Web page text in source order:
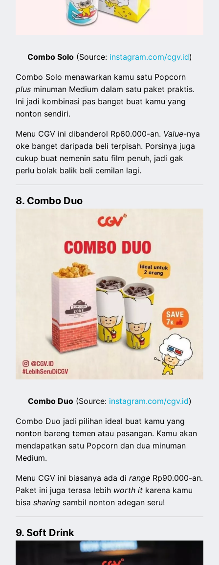
Combo Solo(Source: instagram.com/cgv.id)
Combo Solo menawarkan kamu satu Popcorn
plus minuman Medium dalam satu paket praktis.
Ini jadi kombinasi pas banget buat kamu yang
nonton sendiri.
Menu CGV ini dibanderol Rp60.000-an. Value-nya
oke banget daripada beli terpisah. Porsinya juga
cukup buat nemenin satu film penuh, jadi gak
perlu bolak balik beli cemilan lagi.
8. Combo Duo
Combo Duo(Source: instagram.com/cgv.id)
Combo Duo jadi pilihan ideal buat kamu yang
nonton bareng temen atau pasangan. Kamu akan
mendapatkan satu Popcorn dan dua minuman
Medium.
Menu CGV ini biasanya ada dirange Rp90.000-an.
Paket ini juga terasa lebih worth it karena kamu
bisasharing sambil nonton adegan seru!
9. Soft Drink